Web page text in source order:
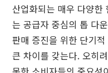
산업화되는 매우 다양한
는 공급자 중심의 톱 다
판매 증진을 위한 단기
큰 차이를 갖는다. 오히